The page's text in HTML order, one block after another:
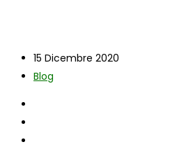
15 Dicembre 2020
Blog